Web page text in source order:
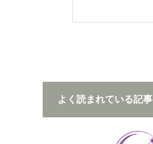
よく読まれている記事